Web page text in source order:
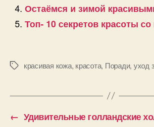
Остаёмся и зимой
Топ- 10 секретов красоты со
Позначкикрасивая кожа, красота, Поради, уход
← Удивительные голландские